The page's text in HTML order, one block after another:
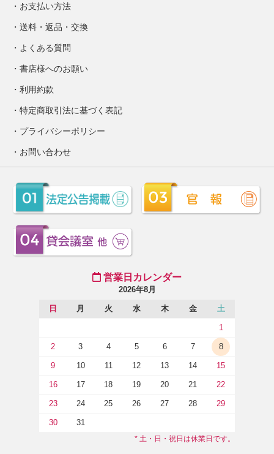
お支払い方法
送料・返品・交換
よくある質問
書店様へのお願い
利用約款
特定商取引法に基づく表記
プライバシーポリシー
お問い合わせ
営業日カレンダー
2026年8月
日 月 火 水 木 金 土
1
2 3 4 5 6 7 8
9 10 11 12 13 14 15
16 17 18 19 20 21 22
23 24 25 26 27 28 29
30 31
* 土・日・祝日は休業日です。